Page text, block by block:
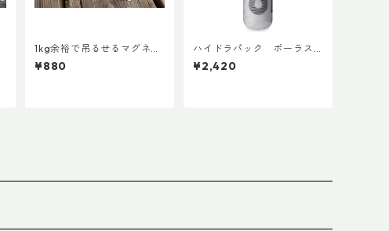
1kg余裕で吊るせるマグネッ
トキーホルダー
¥880
ハイドラパック ポーラス
ポーツ 600ml
¥2,420